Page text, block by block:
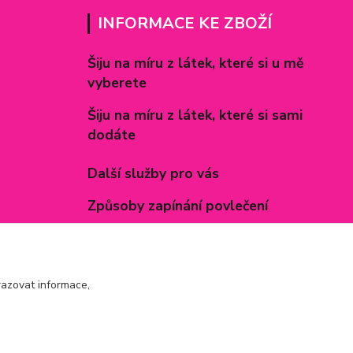
INFORMACE KE ZBOŽÍ
Šiju na míru z látek, které si u mě
vyberete
Šiju na míru z látek, které si sami
dodáte
Další služby pro vás
Způsoby zapínání povlečení
informace,